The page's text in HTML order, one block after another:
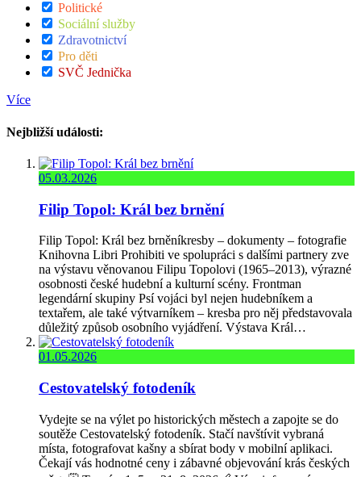
Politické
Sociální služby
Zdravotnictví
Pro děti
SVČ Jednička
Více
Nejbližší události:
05.03.2026
Filip Topol: Král bez brnění
Filip Topol: Král bez brněníkresby – dokumenty – fotografie
Knihovna Libri Prohibiti ve spolupráci s dalšími partnery zve
na výstavu věnovanou Filipu Topolovi (1965–2013), výrazné
osobnosti české hudební a kulturní scény. Frontman
legendární skupiny Psí vojáci byl nejen hudebníkem a
textařem, ale také výtvarníkem – kresba pro něj představovala
důležitý způsob osobního vyjádření. Výstava Král…
01.05.2026
Cestovatelský fotodeník
Vydejte se na výlet po historických městech a zapojte se do
soutěže Cestovatelský fotodeník. Stačí navštívit vybraná
místa, fotografovat kašny a sbírat body v mobilní aplikaci.
Čekají vás hodnotné ceny i zábavné objevování krás českých